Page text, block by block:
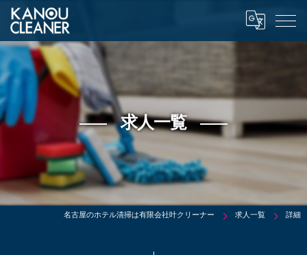
求人一覧
名古屋のホテル清掃は有限会社叶クリーナー 求人一覧 詳細